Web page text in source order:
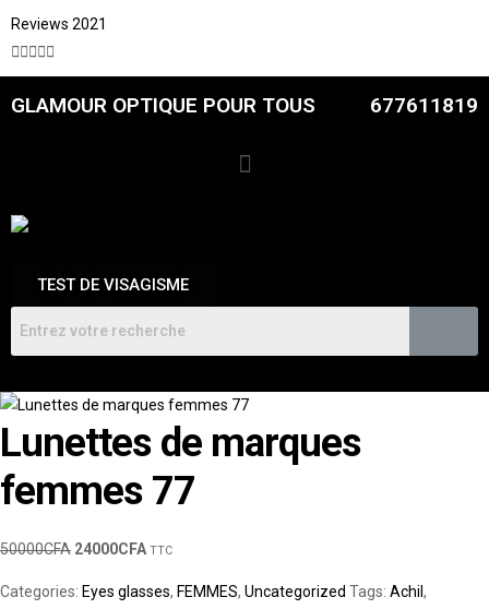
Reviews 2021

GLAMOUR OPTIQUE POUR TOUS 677611819
TEST DE VISAGISME
Lunettes de marques
femmes 77
50000CFA 24000CFA TTC
Categories: Eyes glasses, FEMMES, Uncategorized Tags: Achil ,